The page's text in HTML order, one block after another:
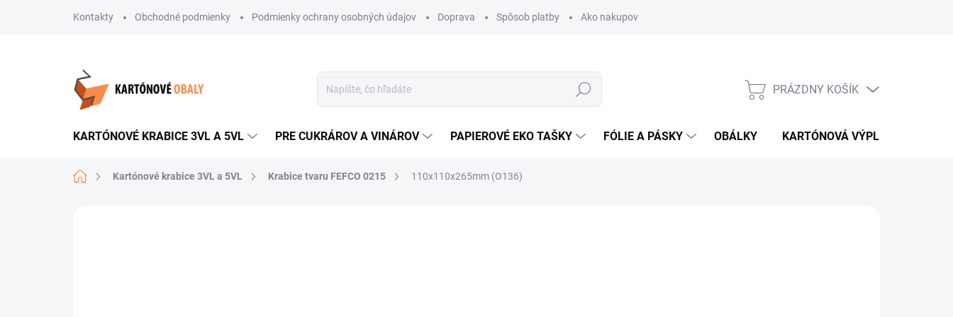
Kontakty Obchodné podmienky Podmienky ochrany osobných údajov Doprava Spôsob platby Ako nakupovať
Hľadať
NÁKUPNÝ
PRÁZDNY KOŠÍK
KARTÓNOVÉ KRABICE 3VL A 5VL PRE CUKRÁROV A VINÁROV PAPIEROVÉ EKO TAŠKY FÓLIE A PÁSKY OBÁLKY KARTÓNOVÁ VÝPLŇ
DomovKartónové krabice 3VL a 5VL Krabice tvaru FEFCO 0215 110x110x265mm (O136)